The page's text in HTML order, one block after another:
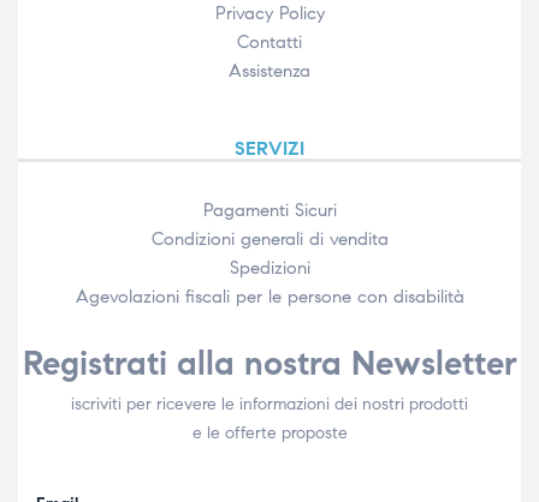
Privacy Policy
Contatti
Assistenza
SERVIZI
Pagamenti Sicuri
Condizioni generali di vendita
Spedizioni
Agevolazioni fiscali per le persone con disabilità​
Registrati alla nostra Newsletter
iscriviti per ricevere le informazioni dei nostri prodotti
e le offerte proposte